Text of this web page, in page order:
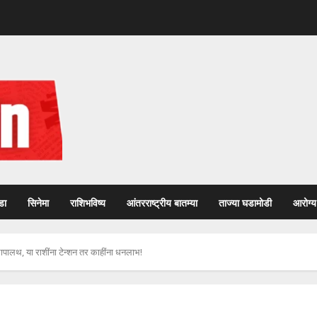
सिनेमा राशिभविष्य आंतरराष्ट्रीय बातम्या ताज्या घडामोडी आरोग्य
या राशींना टेन्शन तर काहींना धनलाभ!